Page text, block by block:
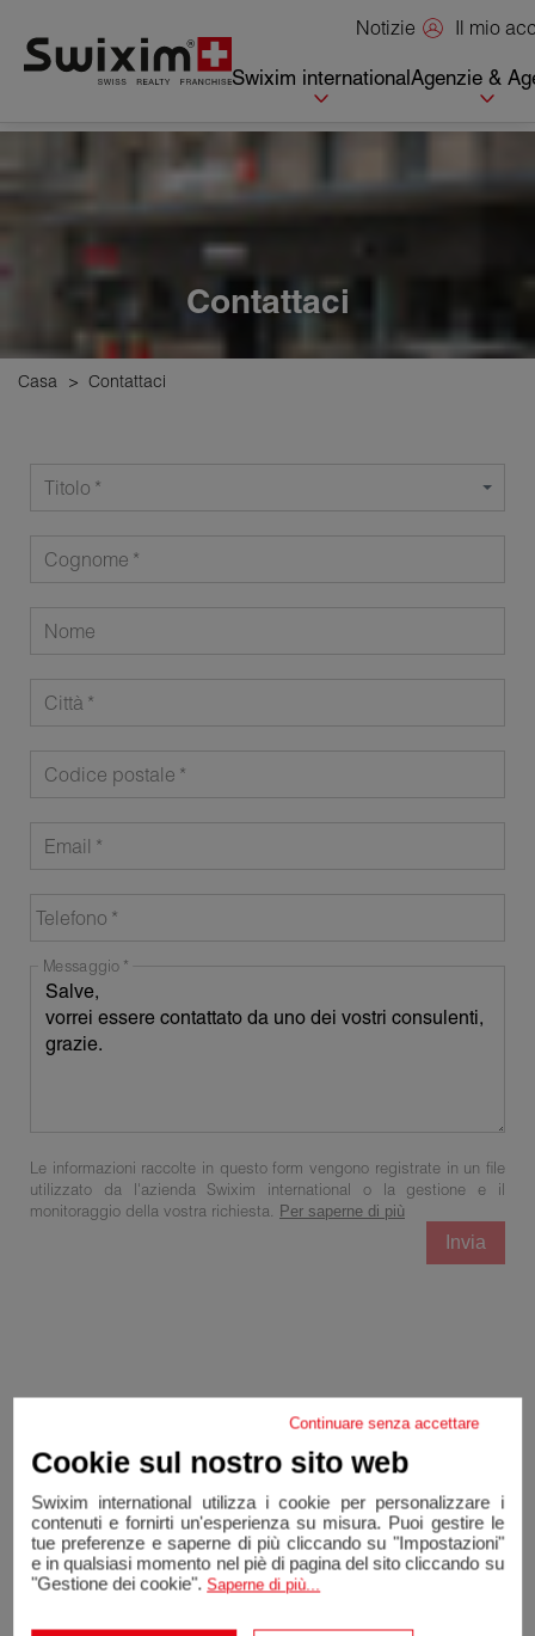
Notizie Il mio
Swixim internationalAgenzie &
Contattaci
Casa > Contattaci
Titolo
Cognome
Nome
Città
Codice postale
Email
Telefono
Messaggio
Le informazioni raccolte in questo form vengono registrate in un file
utilizzato da l'azienda Swixim international o la gestione e il
monitoraggio della vostra richiesta.
Per saperne di più
Invia
Continuare senza accettare
Cookie sul nostro sito web
Swixim international utilizza i cookie per personalizzare i
contenuti e fornirti un'esperienza su misura. Puoi gestire le
tue preferenze e saperne di più cliccando su "Impostazioni"
e in qualsiasi momento nel piè di pagina del sito cliccando su
"Gestione dei cookie". Saperne di più...